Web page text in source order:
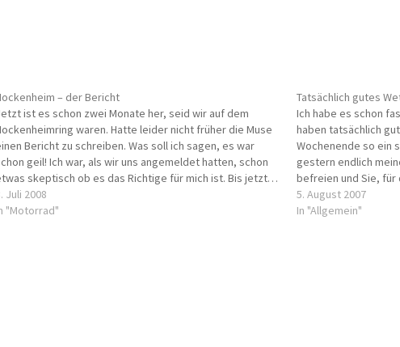
– der Bericht
ist es schon zwei Monate her, seid wir auf dem
waren. Hatte leider nicht früher die Muse
Bericht zu schreiben. Was soll ich sagen, es war
geil! Ich war, als wir uns angemeldet hatten, schon
skeptisch ob es das Richtige für mich ist. Bis jetzt…
Juli 2008
"Motorrad"
Tatsächlich gutes
Ich habe es schon
haben tatsächlich
Wochenende so ein
gestern endlich
befreien und Sie, für
Taunus, fit machen -
5. August 2007
In "Allgemein"